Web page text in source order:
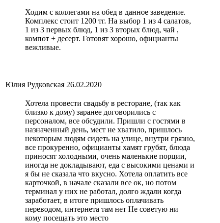
Ходим с коллегами на обед в данное заведение.
Комплекс стоит 1200 тг. На выбор 1 из 4 салатов,
1 из 3 первых блюд, 1 из 3 вторых блюд, чай ,
компот + десерт. Готовят хорошо, официанты
вежливые.
Юлия Рудковская 26.02.2020
Хотела провести свадьбу в ресторане, (так как
близко к дому) заранее договорились с
персоналом, все обсудили. Пришли с гостями в
назначенный день, мест не хватило, пришлось
некоторым людям сидеть на улице, внутри грязно,
все прокуренно, официанты хамят грубят, блюда
приносят холодными, очень маленькие порции,
иногда не докладывают, еда с высокими ценами и
я бы не сказала что вкусно. Хотела оплатить все
карточкой, в начале сказали все ок, но потом
терминал у них не работал, долго ждали когда
заработает, в итоге пришлось оплачивать
переводом, интернета там нет Не советую ни
кому посещать это место